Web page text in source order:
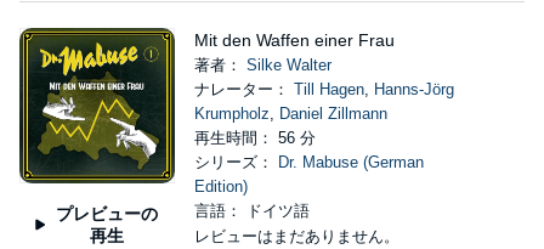
プレビューの
再生
Mit den Waffen einer Frau
著者： Silke Walter
ナレーター： Till Hagen, Hanns-Jörg
Krumpholz, Daniel Zillmann
再生時間： 56 分
シリーズ：
Dr. Mabuse (German
Edition)
言語： ドイツ語
レビューはまだありません。